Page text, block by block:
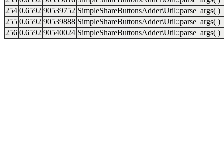
254 0.6592 90539752 SimpleShareButtonsAdder\Util::parse_args( )
255 0.6592 90539888 SimpleShareButtonsAdder\Util::parse_args( )
256 0.6592 90540024 SimpleShareButtonsAdder\Util::parse_args( )